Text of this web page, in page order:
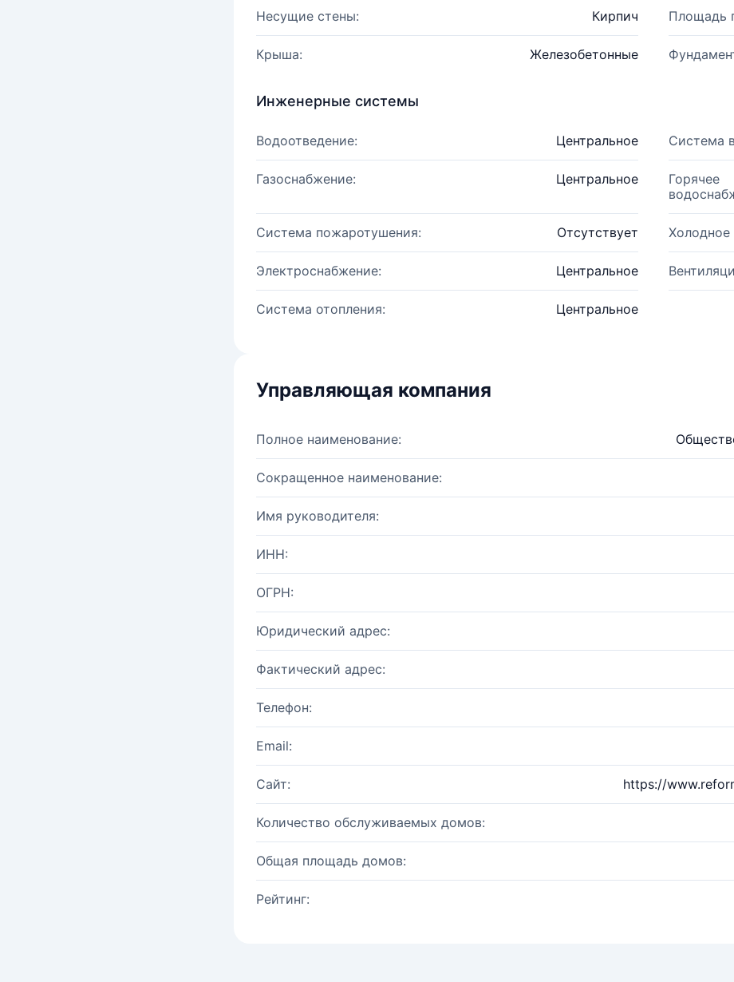
Несущие стены: Кирпич Площадь
Крыша: Железобетонные
Инженерные системы
Водоотведение: Центральное Система
Газоснабжение: Центральное
Горячее
Система пожаротушения: Отсутствует Холодное
Электроснабжение: Центральное
Система отопления: Центральное
Управляющая компания
Полное наименование:
Сокращенное наименование:
Имя руководителя:
ИНН:
ОГРН:
Юридический адрес:
Фактический адрес:
Телефон:
Email:
Сайт: https://
Количество обслуживаемых домов:
Общая площадь домов:
Рейтинг: